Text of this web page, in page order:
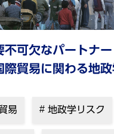
不可欠なパートナ
際貿易に関わる地
易 地政学リスク